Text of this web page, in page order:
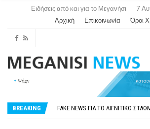
Ειδήσεις από και για το Μεγανήσι
7
Αρχική
Επικοινωνία Όροι
BREAKING